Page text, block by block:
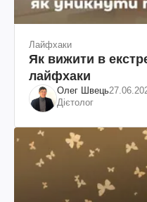
Лайфхаки
Як вижити в
лайфхаки
Олег Швець
Дієтолог